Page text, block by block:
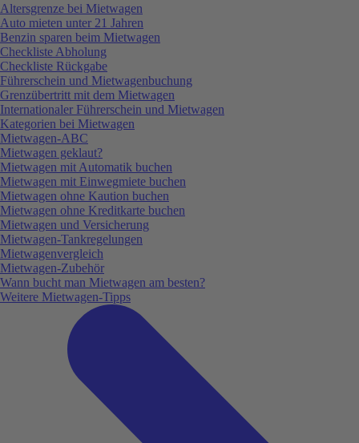
Altersgrenze bei Mietwagen
Auto mieten unter 21 Jahren
Benzin sparen beim Mietwagen
Checkliste Abholung
Checkliste Rückgabe
Führerschein und Mietwagenbuchung
Grenzübertritt mit dem Mietwagen
Internationaler Führerschein und Mietwagen
Kategorien bei Mietwagen
Mietwagen-ABC
Mietwagen geklaut?
Mietwagen mit Automatik buchen
Mietwagen mit Einwegmiete buchen
Mietwagen ohne Kaution buchen
Mietwagen ohne Kreditkarte buchen
Mietwagen und Versicherung
Mietwagen-Tankregelungen
Mietwagenvergleich
Mietwagen-Zubehör
Wann bucht man Mietwagen am besten?
Weitere Mietwagen-Tipps